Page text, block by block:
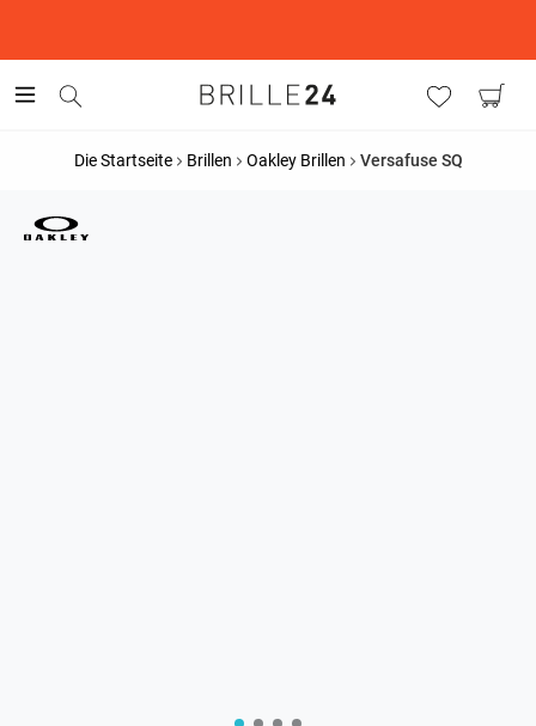
Die Startseite Brillen Oakley Brillen Versafuse SQ